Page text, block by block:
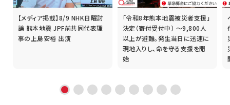
【メディア掲載】8/9 NHK日曜討
論 熊本地震 JPF前共同代表理
事の上島安裕 出演
「令和8年熊本地震被災者支援」
決定（寄付受付中） ～9,800人
以上が避難。発生当日に迅速に
現地入りし、命を守る支援を開
始